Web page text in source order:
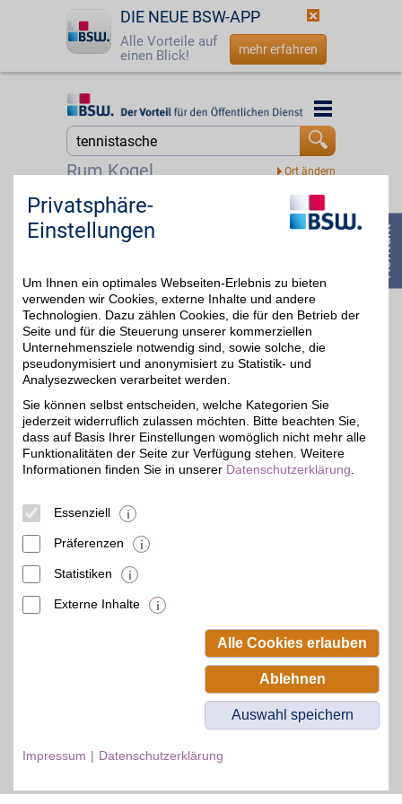
DIE NEUE BSW-APP
Alle Vorteile auf
einen Blick!
mehr erfahren
Startseite
☎ 0800 - 279 25 82
Rum Kogel
Startseite
Tennis-Point
Alles für Ihr Spiel auf dem
für Anfänger und Profis.
Hochwertige Marken und
eine große Auswahl
unterstützen Sie bei
jedem Match. Mit BSW-
Vorteil macht der nächste
Aufschlag noch mehr
Freude.
Zum Partnerprofil
Beamten-Selbsthilfewerk GmbH.
Alle Rechte vorbehalten.
Privatsphäre-
Einstellungen
Um Ihnen ein optimales Webseiten-Erlebnis zu bieten
verwenden wir Cookies, externe Inhalte und andere
Technologien. Dazu zählen Cookies, die für den Betrieb der
Seite und für die Steuerung unserer kommerziellen
Unternehmensziele notwendig sind, sowie solche, die
pseudonymisiert und anonymisiert zu Statistik- und
Analysezwecken verarbeitet werden.
Sie können selbst entscheiden, welche Kategorien Sie
jederzeit widerruflich zulassen möchten. Bitte beachten Sie,
dass auf Basis Ihrer Einstellungen womöglich nicht mehr alle
Funktionalitäten der Seite zur Verfügung stehen. Weitere
Informationen finden Sie in unserer Datenschutzerklärung
Essenziell
Präferenzen
Statistiken
Externe Inhalte
Alle Cookies erlauben
Ablehnen
Auswahl speichern
Impressum Datenschutzerklärung